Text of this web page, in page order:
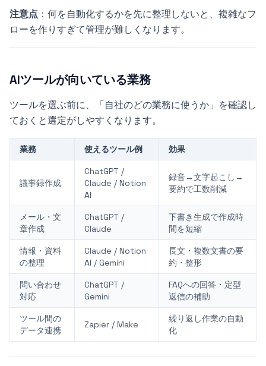
注意点 ：何を自動化するかを先に整理しないと、複雑なフ
ローを作りすぎて管理が難しくなります。
AIツールが向いている業務
ツールを選ぶ前に、「自社のどの業務に使うか」を確認し
ておくと選定がしやすくなります。
業務 使えるツール例 効果
議事録作成
ChatGPT /
Claude / Notion
AI
録音→文字起こし→
要約で工数削減
メール・文
章作成
ChatGPT /
Claude
下書き生成で作成時
間を短縮
情報・資料
の整理
Claude / Notion
AI / Gemini
長文・複数文書の要
約・整形
問い合わせ
対応
ChatGPT /
Gemini
FAQへの回答・定型
返信の補助
ツール間の
データ連携
Zapier / Make
繰り返し作業の自動
化